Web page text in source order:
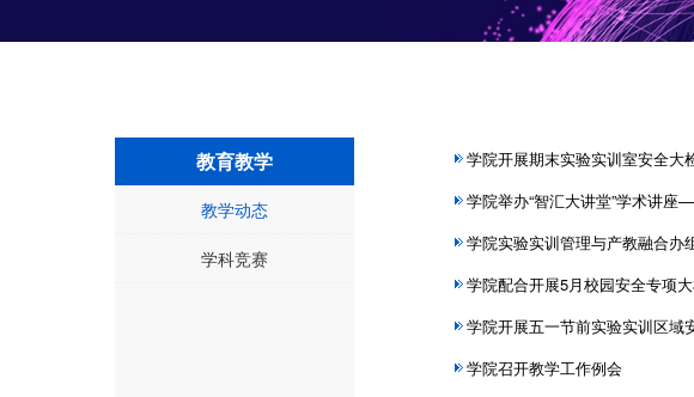
教育教学
教学动态
学科竞赛
学院开展期末实验实训室安全大
学院举办“智汇大讲堂”学术讲
学院实验实训管理与产教融合办
学院配合开展5月校园安全专项
学院开展五一节前实验实训区域
学院召开教学工作例会